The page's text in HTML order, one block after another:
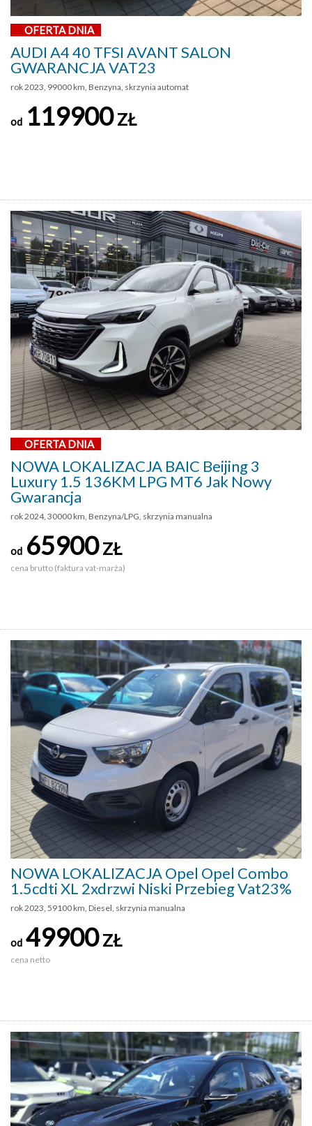
OFERTA DNIA
AUDI A4 40 TFSI AVANT SALON
GWARANCJA VAT23
rok 2023, 99000 km, Benzyna, skrzynia automat
od 119900ZŁ
OFERTA DNIA
NOWA LOKALIZACJA BAIC Beijing 3
Luxury 1.5 136KM LPG MT6 Jak Nowy
Gwarancja
rok 2024, 30000 km, Benzyna/LPG, skrzynia manualna
od 65900ZŁ
cena brutto (faktura vat-marża)
NOWA LOKALIZACJA Opel Opel Combo
1.5cdti XL 2xdrzwi Niski Przebieg Vat23%
rok 2023, 59100 km, Diesel, skrzynia manualna
od 49900ZŁ
cena netto